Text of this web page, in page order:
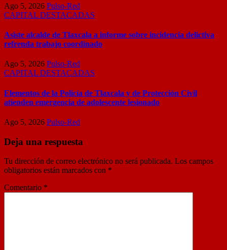
Ago 5, 2026 Pulso-Red
CAPITAL DESTACADAS
Asiste alcalde de Tlaxcala a informe sobre incidencia delictiva
refrenda trabajo coordinado
Ago 5, 2026 Pulso-Red
CAPITAL DESTACADAS
Elementos de la Policía de Tlaxcala y de Protección Civil
atienden emergencia de adolescente lesionado
Ago 5, 2026 Pulso-Red
Deja una respuesta
Tu dirección de correo electrónico no será publicada. Los campos
obligatorios están marcados con *
Comentario *